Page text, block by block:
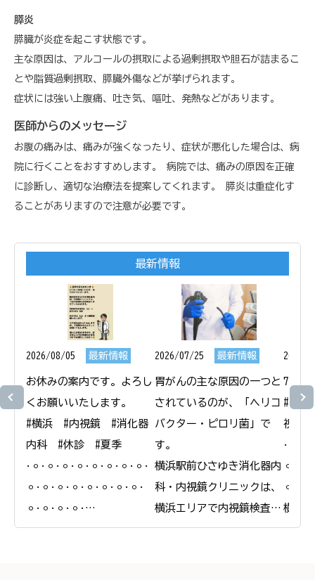
膵炎
膵臓が炎症を起こす状態です。
主な原因は、アルコールの摂取による過剰摂取や胆石が詰まるこ
とや脂質過剰摂取、膵臓外傷などが挙げられます。
症状には強い上腹痛、吐き気、嘔吐、発熱などがあります。
医師からのメッセージ
お腹の痛みは、痛みが強くなったり、症状が悪化した場合は、病
院に行くことをおすすめします。 病院では、痛みの原因を正確
に診断し、適切な治療法を提案してくれます。 膵炎は重症化す
ることがありますので注意が必要です。
最新情報
2026/08/05 最新情報
お休みの案内です。よろし
くお願いいたします。
#横浜　#内視鏡　#消化器
内科　#休診　#夏季
𐄁𐄙𐄁𐄙𐄁𐄙𐄁𐄙𐄁𐄙𐄁𐄙𐄁𐄙𐄁𐄙𐄁
𐄙𐄁𐄙𐄁𐄙𐄁𐄙𐄁𐄙𐄁𐄙𐄁𐄙𐄁𐄙𐄁
𐄙𐄁𐄙𐄁𐄙𐄁𐄙𐄁
横浜駅前ひさゆき消化器内
2026/07/25 最新情報
胃がんの主な原因の一つと
されているのが、「ヘリコ
バクター・ピロリ菌」で
す。
横浜駅前ひさゆき消化器内
科・内視鏡クリニックは、
横浜エリアで内視鏡検査と
合わせたピロリ菌の検査・
2026/
7月19
#横浜
視鏡
横浜
科・